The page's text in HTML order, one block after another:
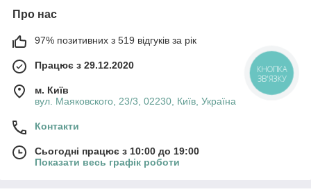
Про нас
97% позитивних з 519 відгуків за рік
Працює з 29.12.2020
м. Київ
вул. Маяковского, 23/3, 02230, Київ, Україна
Контакти
Сьогодні працює з 10:00 до 19:00
Показати весь графік роботи
КНОПКА
ЗВ'ЯЗКУ